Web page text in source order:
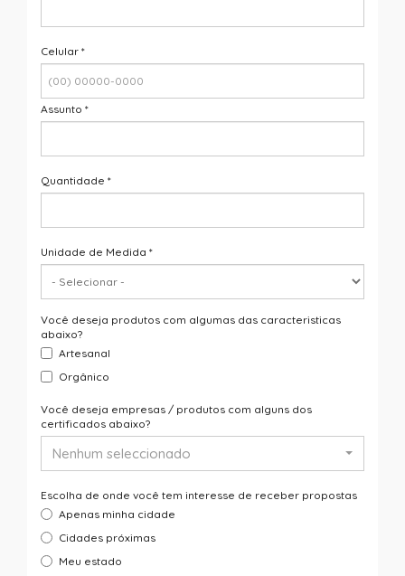
Celular *
Assunto *
Quantidade *
Unidade de Medida *
Você deseja produtos com algumas das caracteristicas
abaixo?
Artesanal
Orgânico
Você deseja empresas / produtos com alguns dos
certificados abaixo?
Nenhum seleccionado
Escolha de onde você tem interesse de receber propostas
Apenas minha cidade
Cidades próximas
Meu estado